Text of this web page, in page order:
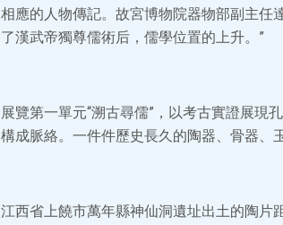
相應的人物傳記。故宮博物院器物部副主任
了漢武帝獨尊儒術后，儒學位置的上升。”
展覽第一單元“溯古尋儒”，以考古實證展現
構成脈絡。一件件歷史長久的陶器、骨器、
江西省上饒市萬年縣神仙洞遺址出土的陶片